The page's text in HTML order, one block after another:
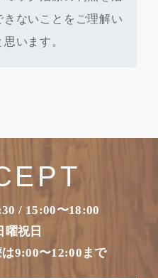
きないことをご理解い
います。
/ 15:00〜18:00
曜祝日
9:00〜12:00まで